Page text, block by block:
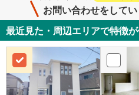
お問い合わせをして
最近見た・周辺エリアで特徴